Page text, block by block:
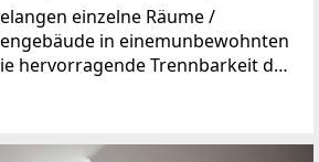
einzelne Räume /
in einemunbewohnten
hervorragende Trennbarkeit der
Ihnen Größen vonca. 10 m²